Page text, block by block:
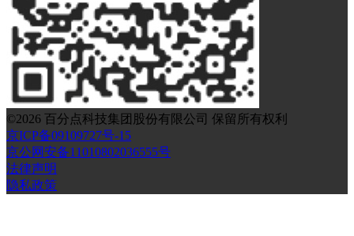
©2026 百分点科技集团股份有限公司 保留所有权利
京ICP备09109727号-15
京公网安备11010802036555号
法律声明
隐私政策